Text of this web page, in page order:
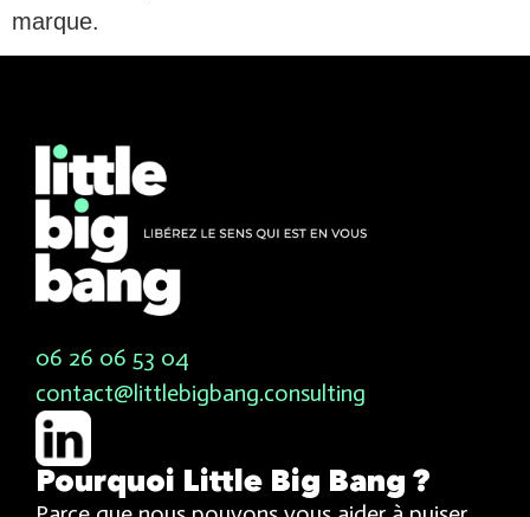
marque.
06 26 06 53 04
contact@littlebigbang.consulting
Pourquoi Little Big Bang ?